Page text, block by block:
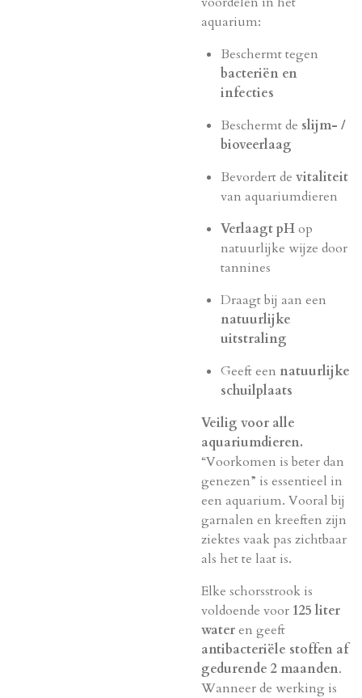
aquarium:
Beschermt tegen
bacteriën en
infecties
Beschermt de slijm- /
bioveerlaag
Bevordert de vitaliteit
van aquariumdieren
Verlaagt pHop
natuurlijke wijze door
tannines
Draagt bij aan een
natuurlijke
uitstraling
Geeft een natuurlijke
schuilplaats
Veilig voor alle
aquariumdieren.
“Voorkomen is beter dan
genezen” is essentieel in
een aquarium. Vooral bij
garnalen en kreeften zijn
ziektes vaak pas zichtbaar
als het te laat is.
Elke schorsstrook is
voldoende voor 125 liter
wateren geeft
antibacteriële stoffen af
gedurende 2 maanden.
Wanneer de werking is